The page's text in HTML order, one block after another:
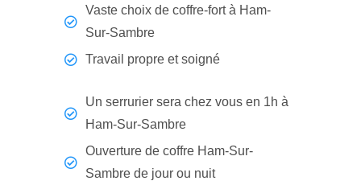
Vaste choix de coffre-fort à Ham-
Sur-Sambre
Travail propre et soigné
Un serrurier sera chez vous en 1h à
Ham-Sur-Sambre
Ouverture de coffre Ham-Sur-
Sambre de jour ou nuit